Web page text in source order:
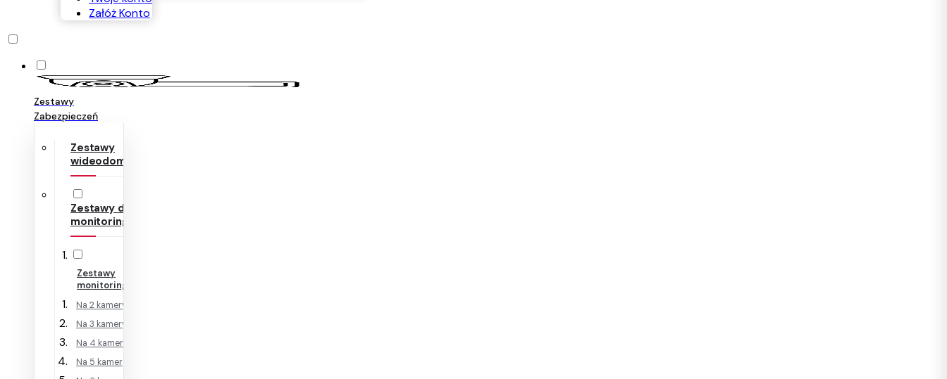
Załóż Konto
Zestawy
Zabezpieczeń
Zestawy
wideodomofonów
Zestawy do
monitoringu
Zestawy
monitoringu IP
Na 2 kamery
Na 3 kamery
Na 4 kamery
Na 5 kamer